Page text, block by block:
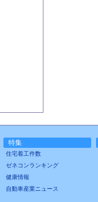
特集
住宅着工件数
ゼネコンランキング
健康情報
自動車産業ニュース